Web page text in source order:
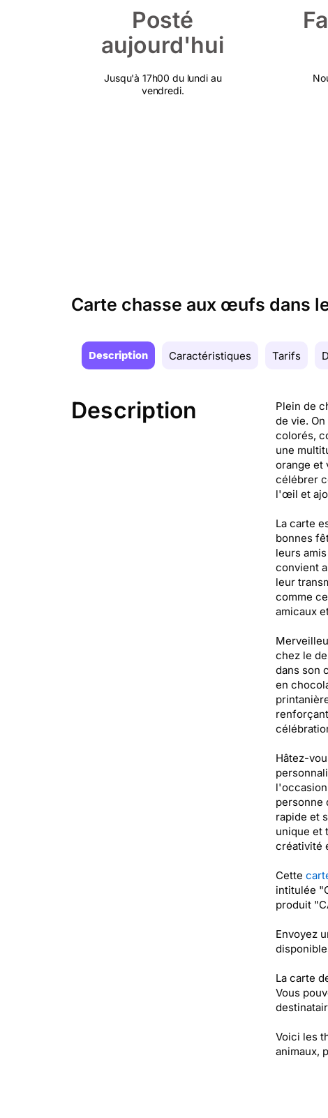
Posté
aujourd'hui
Jusqu'à 17h00 du lundi au
vendredi.
Carte chasse aux œufs dans
Description Caractéristiques Tarifs
Description
Plein de
de vie.
colorés,
une
orange et
célébrer
l'œil et
La carte
bonnes
leurs
convient
leur
comme
amicaux
chez le
dans son
en
Hâtez-
personne
rapide et
unique et
créativité
Cette
intitulée
produit
Envoyez
La carte
Vous
Voici les
animaux,